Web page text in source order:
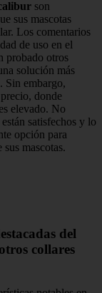
son
sus mascotas
Los comentarios
de uso en el
probado otros
solución más
. Sin embargo,
donde
elevado. No
satisfechos y lo
opción para
sus mascotas.
del
collares